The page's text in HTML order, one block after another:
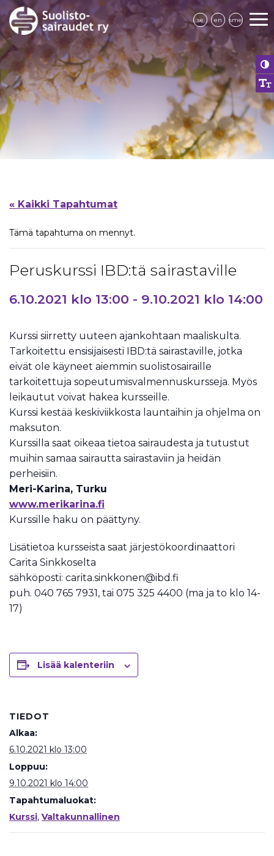
se en sme
« Kaikki Tapahtumat
Tämä tapahtuma on mennyt.
Peruskurssi IBD:tä sairastaville
6.10.2021 klo 13:00 - 9.10.2021 klo 14:00
Kurssi siirretty uuteen ajankohtaan maaliskulta.
Tarkoitettu ensisijaisesti IBD:tä sairastaville, jotka
eivät ole käyneet aiemmin suolistosairaille
tarkoitettuja sopeutumisvalmennuskursseja. Myös
leikautut voivat hakea kursseille.
Kurssi kestää keskiviikkosta launtaihin ja ohjelma on
maksuton.
Kurssilla saat oikeaa tietoa sairaudesta ja tutustut
muihin samaa sairautta sairastaviin ja heidän
perheisiin.
Meri-Karina, Turku
www.merikarina.fi
Kurssille haku on päättyny.
Lisätietoa kursseista saat järjestökoordinaattori
Carita Sinkkoselta
sähköposti: carita.sinkkonen@ibd.fi
puh. 040 765 7931, tai 075 325 4400 (ma ja to klo 14-
17)
Lisää kalenteriin
TIEDOT
Alkaa:
6.10.2021 klo 13:00
Loppuu:
9.10.2021 klo 14:00
Tapahtumaluokat:
Kurssi, Valtakunnallinen